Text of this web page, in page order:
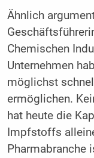
Ähnlich
Chemischen
Unternehmen
möglichst
ermöglichen.
hat heute die
Impfstoffs
Pharmabranche